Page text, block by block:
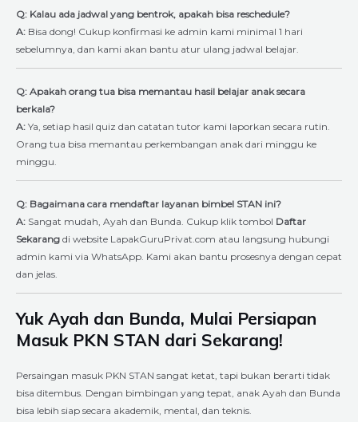
Q: Kalau ada jadwal yang bentrok, apakah bisa reschedule?
A: Bisa dong! Cukup konfirmasi ke admin kami minimal 1 hari
sebelumnya, dan kami akan bantu atur ulang jadwal belajar.
Q: Apakah orang tua bisa memantau hasil belajar anak secara
berkala?
A: Ya, setiap hasil quiz dan catatan tutor kami laporkan secara rutin.
Orang tua bisa memantau perkembangan anak dari minggu ke
minggu.
Q: Bagaimana cara mendaftar layanan bimbel STAN ini?
A: Sangat mudah, Ayah dan Bunda. Cukup klik tombol Daftar
Sekarang di website LapakGuruPrivat.com atau langsung hubungi
admin kami via WhatsApp. Kami akan bantu prosesnya dengan cepat
dan jelas.
Yuk Ayah dan Bunda, Mulai Persiapan
Masuk PKN STAN dari Sekarang!
Persaingan masuk PKN STAN sangat ketat, tapi bukan berarti tidak
bisa ditembus. Dengan bimbingan yang tepat, anak Ayah dan Bunda
bisa lebih siap secara akademik, mental, dan teknis.